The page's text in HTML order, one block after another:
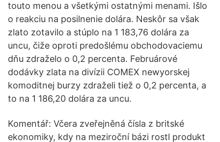
touto menou a všetkými ostatnými menami. Išlo
o reakciu na posilnenie dolára. Neskôr sa však
zlato zotavilo a stúplo na 1 183,76 dolára za
uncu, čiže oproti predošlému obchodovaciemu
dňu zdraželo o 0,2 percenta. Februárové
dodávky zlata na divízii COMEX newyorskej
komoditnej burzy zdraželi tiež o 0,2 percenta, a
to na 1 186,20 dolára za uncu.
Komentář: Včera zveřejněná čísla z britské
ekonomiky, kdy na meziroční bázi rostl produkt